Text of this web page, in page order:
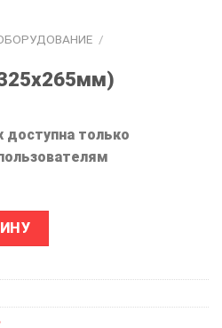
/
только
крышка (325х265мм)